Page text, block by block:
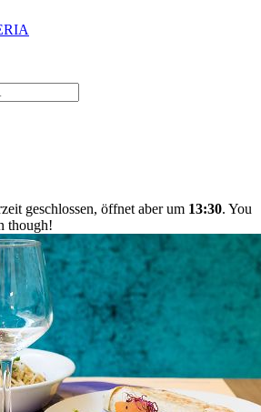
geschlossen, öffnet aber um 13:30. You
though!